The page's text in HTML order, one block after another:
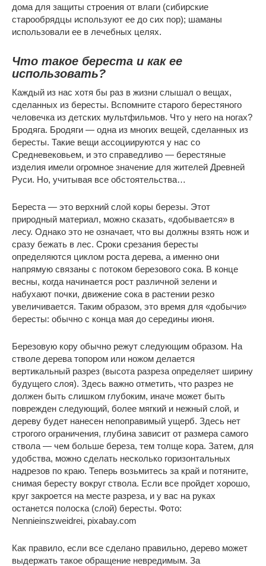
дома для защиты строения от влаги (сибирские
старообрядцы используют ее до сих пор); шаманы
использовали ее в лечебных целях.
Что такое береста и как ее
использовать?
Каждый из нас хотя бы раз в жизни слышал о вещах,
сделанных из бересты. Вспомните старого берестяного
человечка из детских мультфильмов. Что у него на ногах?
Бродяга. Бродяги — одна из многих вещей, сделанных из
бересты. Такие вещи ассоциируются у нас со
Средневековьем, и это справедливо — берестяные
изделия имели огромное значение для жителей Древней
Руси. Но, учитывая все обстоятельства…
Береста — это верхний слой коры березы. Этот
природный материал, можно сказать, «добывается» в
лесу. Однако это не означает, что вы должны взять нож и
сразу бежать в лес. Сроки срезания бересты
определяются циклом роста дерева, а именно они
напрямую связаны с потоком березового сока. В конце
весны, когда начинается рост различной зелени и
набухают почки, движение сока в растении резко
увеличивается. Таким образом, это время для «добычи»
бересты: обычно с конца мая до середины июня.
Березовую кору обычно режут следующим образом. На
стволе дерева топором или ножом делается
вертикальный разрез (высота разреза определяет ширину
будущего слоя). Здесь важно отметить, что разрез не
должен быть слишком глубоким, иначе может быть
поврежден следующий, более мягкий и нежный слой, и
дереву будет нанесен непоправимый ущерб. Здесь нет
строгого ограничения, глубина зависит от размера самого
ствола — чем больше береза, тем толще кора. Затем, для
удобства, можно сделать несколько горизонтальных
надрезов по краю. Теперь возьмитесь за край и потяните,
снимая бересту вокруг ствола. Если все пройдет хорошо,
круг закроется на месте разреза, и у вас на руках
останется полоска (слой) бересты. Фото:
Nennieinszweidrei, pixabay.com
Как правило, если все сделано правильно, дерево может
выдержать такое обращение невредимым. За